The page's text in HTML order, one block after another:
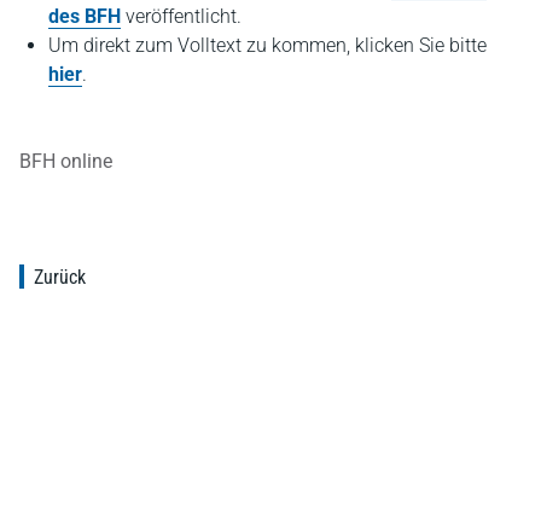
des BFH veröffentlicht.
Um direkt zum Volltext zu kommen, klicken Sie bitte
hier.
BFH online
Zurück